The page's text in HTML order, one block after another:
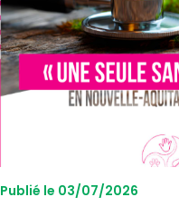
Publié le 03/07/2026